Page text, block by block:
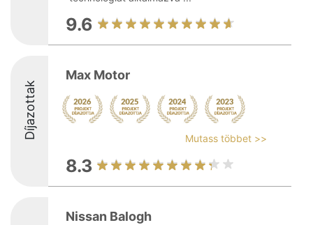
9.6
Díjazottak
Max Motor
Mutass többet >>
8.3
Nissan Balogh